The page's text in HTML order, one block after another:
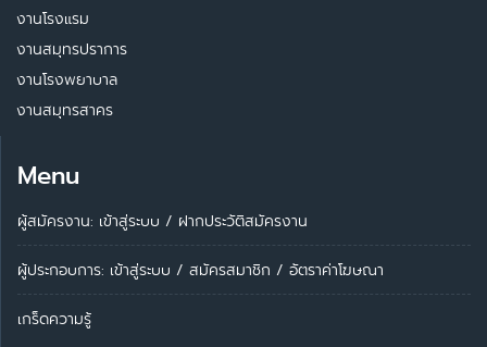
งานโรงแรม
งานสมุทรปราการ
งานโรงพยาบาล
งานสมุทรสาคร
Menu
ผู้สมัครงาน: เข้าสู่ระบบ / ฝากประวัติสมัครงาน
ผู้ประกอบการ: เข้าสู่ระบบ / สมัครสมาชิก / อัตราค่าโฆษณา
เกร็ดความรู้